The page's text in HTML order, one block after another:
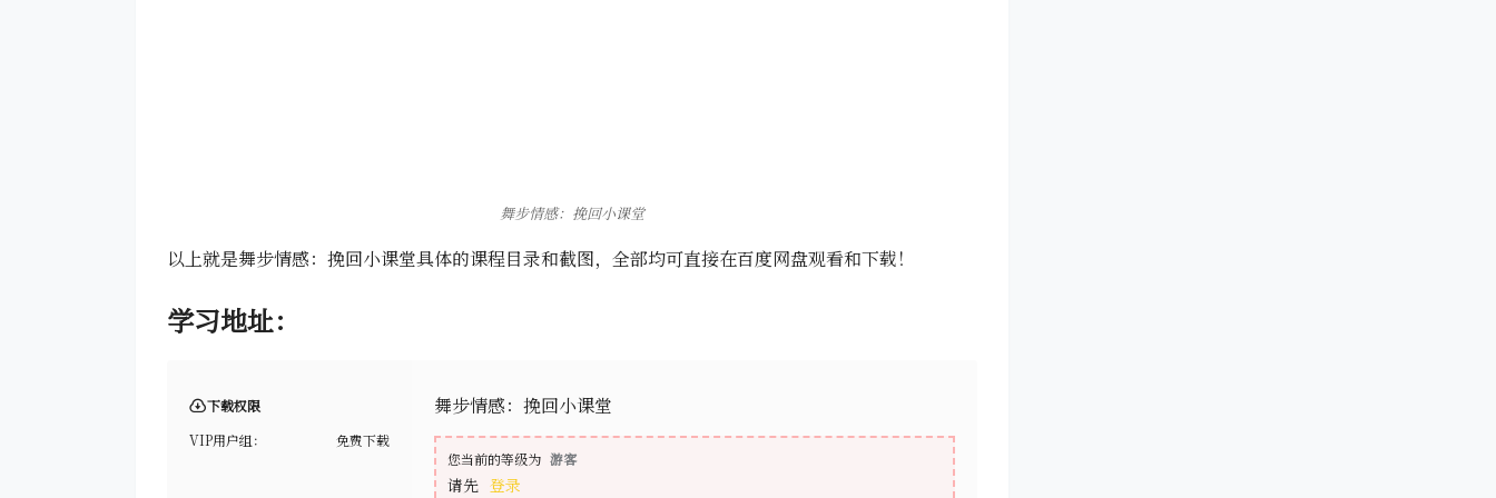
舞步情感：挽回小课堂
以上就是舞步情感：挽回小课堂具体的课程目录和截图，全部均可直接在百度网盘观看和下载！
学习地址：
下载权限
VIP用户组：
免费下载
舞步情感：挽回小课堂
您当前的等级为 游客
请先 登录